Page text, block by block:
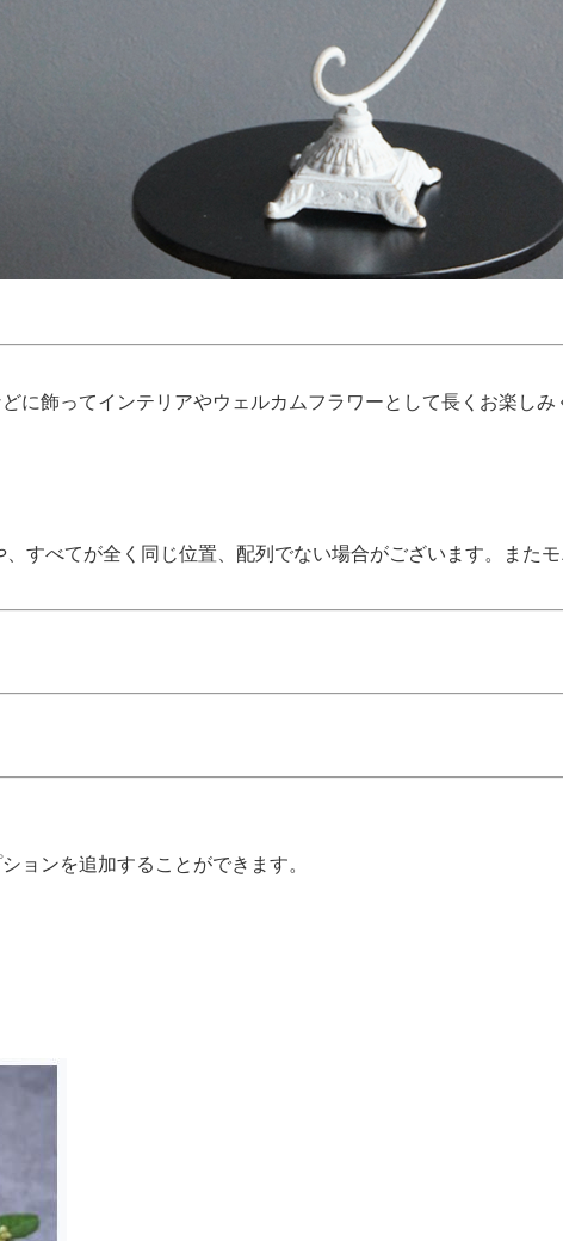
に飾ってインテリアやウェルカムフラワーとして長くお楽しみ
すべてが全く同じ位置、配列でない場合がございます。また
ョンを追加することができます。